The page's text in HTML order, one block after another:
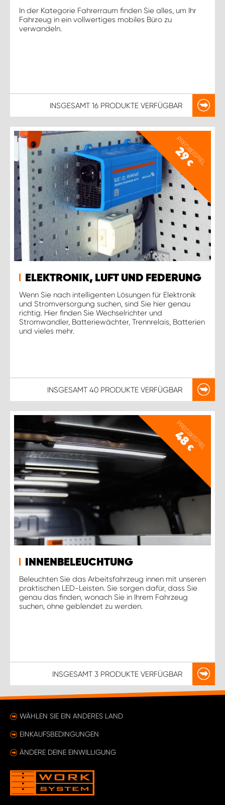
In der Kategorie Fahrerraum finden Sie alles, um Ihr
Fahrzeug in ein vollwertiges mobiles Büro zu
verwandeln.
INSGESAMT 16 PRODUKTE VERFÜGBAR
PREISBEISPIEL
29
€
ELEKTRONIK, LUFT UND FEDERUNG
Wenn Sie nach intelligenten Lösungen für Elektronik
und Stromversorgung suchen, sind Sie hier genau
richtig. Hier finden Sie Wechselrichter und
Stromwandler, Batteriewächter, Trennrelais, Batterien
und vieles mehr.
INSGESAMT 40 PRODUKTE VERFÜGBAR
PREISBEISPIEL
48
€
INNENBELEUCHTUNG
Beleuchten Sie das Arbeitsfahrzeug innen mit unseren
praktischen LED-Leisten. Sie sorgen dafür, dass Sie
genau das finden, wonach Sie in Ihrem Fahrzeug
suchen, ohne geblendet zu werden.
INSGESAMT 3 PRODUKTE VERFÜGBAR
WÄHLEN SIE EIN ANDERES LAND
EINKAUFSBEDINGUNGEN
ÄNDERE DEINE EINWILLIGUNG